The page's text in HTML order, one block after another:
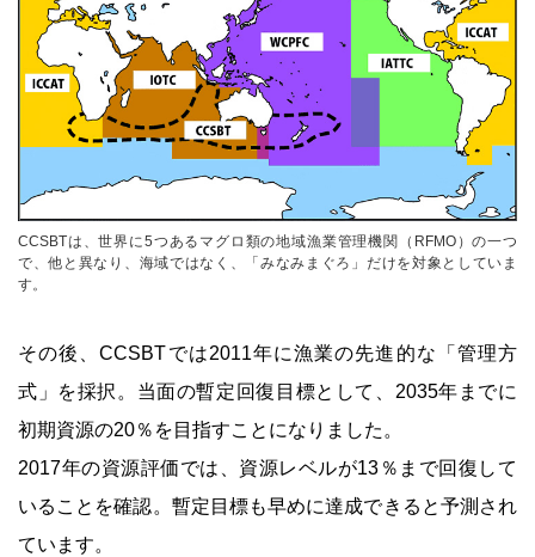
CCSBTは、世界に5つあるマグロ類の地域漁業管理機関（RFMO）の一つ
で、他と異なり、海域ではなく、「みなみまぐろ」だけを対象としていま
す。
その後、CCSBTでは2011年に漁業の先進的な「管理方
式」を採択。当面の暫定回復目標として、2035年までに
初期資源の20％を目指すことになりました。
2017年の資源評価では、資源レベルが13％まで回復して
いることを確認。暫定目標も早めに達成できると予測され
ています。